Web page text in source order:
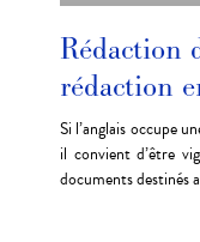
Rédaction
rédaction
Si l’anglais occupe
il convient d’être
documents destinés